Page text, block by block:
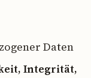
Daten
Integrität,